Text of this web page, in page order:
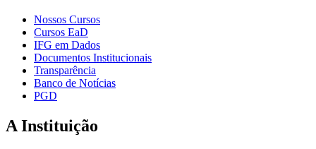
Nossos Cursos
Cursos EaD
IFG em Dados
Documentos Institucionais
Transparência
Banco de Notícias
PGD
A Instituição